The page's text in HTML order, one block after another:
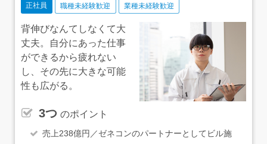
正社員 職種未経験歓迎 業種未経験歓迎
背伸びなんてしなくて大
丈夫。自分にあった仕事
ができるから疲れない
し、その先に大きな可能
性も広がる。
3つ のポイント
売上238億円／ゼネコンのパートナーとしてビル施